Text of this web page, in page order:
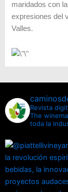
maridados con
expresiones del
Valles.
Revista
The
toda la